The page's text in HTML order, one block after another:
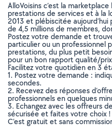
AlloVoisins c’est la
prestations de services et à la
2013 et plébiscitée
de 4,5 millions de membres,
Postez votre demande et
particulier ou un professionnel
prestations, du plus petit
pour un bon rapport qualité/
Facilitez votre quotidien en 3
1. Postez votre demande :
secondes.
2. Recevez des réponses
professionnels en quelques
3. Echangez avec les offreurs
sécurisée et faites votre choix !
C’est gratuit et sans